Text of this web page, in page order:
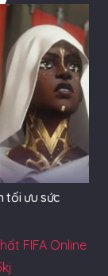
tối ưu sức